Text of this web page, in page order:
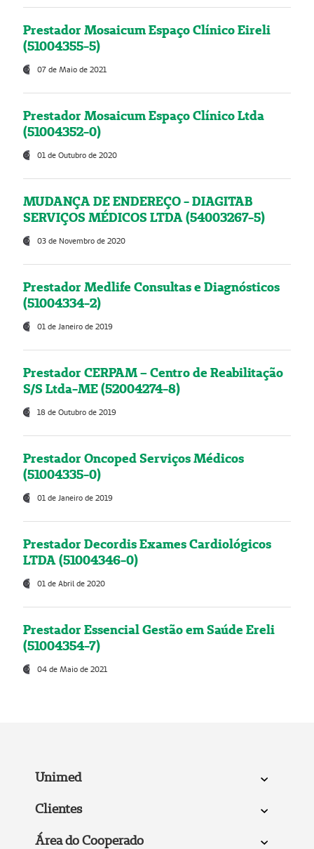
Prestador Mosaicum Espaço Clínico Eireli
(51004355-5)
07 de Maio de 2021
Prestador Mosaicum Espaço Clínico Ltda
(51004352-0)
01 de Outubro de 2020
MUDANÇA DE ENDEREÇO - DIAGITAB
SERVIÇOS MÉDICOS LTDA (54003267-5)
03 de Novembro de 2020
Prestador Medlife Consultas e Diagnósticos
(51004334-2)
01 de Janeiro de 2019
Prestador CERPAM – Centro de Reabilitação
S/S Ltda-ME (52004274-8)
18 de Outubro de 2019
Prestador Oncoped Serviços Médicos
(51004335-0)
01 de Janeiro de 2019
Prestador Decordis Exames Cardiológicos
LTDA (51004346-0)
01 de Abril de 2020
Prestador Essencial Gestão em Saúde Ereli
(51004354-7)
04 de Maio de 2021
Unimed
Clientes
Área do Cooperado